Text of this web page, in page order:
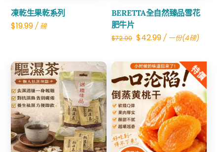
凍乾生果乾系列
$19.99 / 磅
BERETTA全自然臻品雪花
肥牛片
$72.00 Original
was:
$72.00.
$42.99Current
is:
$42.99.
/ 一份(4磅)
Share
特價
Share